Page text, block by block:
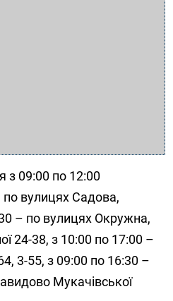
з 09:00 по 12:00
по вулицях Садова,
– по вулицях Окружна,
24-38, з 10:00 по 17:00 –
3-55, з 09:00 по 16:30 –
Мукачівської